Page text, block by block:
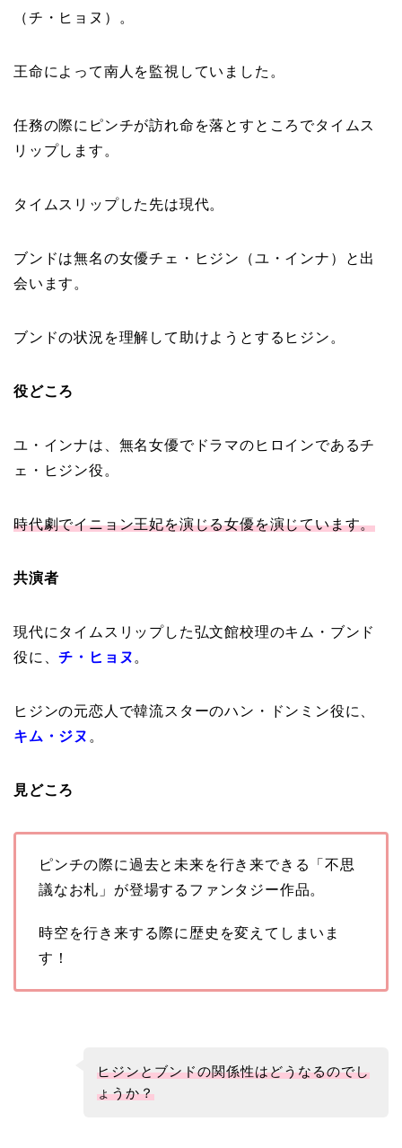
（チ・ヒョヌ）。
王命によって南人を監視していました。
任務の際にピンチが訪れ命を落とすところでタイムス
リップします。
タイムスリップした先は現代。
ブンドは無名の女優チェ・ヒジン（ユ・インナ）と出
会います。
ブンドの状況を理解して助けようとするヒジン。
役どころ
ユ・インナは、無名女優でドラマのヒロインであるチ
ェ・ヒジン役。
時代劇でイニョン王妃を演じる女優を演じています。
共演者
現代にタイムスリップした弘文館校理のキム・ブンド
役に、チ・ヒョヌ 。
ヒジンの元恋人で韓流スターのハン・ドンミン役に、
キム・ジヌ 。
見どころ
ピンチの際に過去と未来を行き来できる「不思
議なお札」が登場するファンタジー作品。
時空を行き来する際に歴史を変えてしまいま
す！
ヒジンとブンドの関係性はどうなるのでし
ょうか？